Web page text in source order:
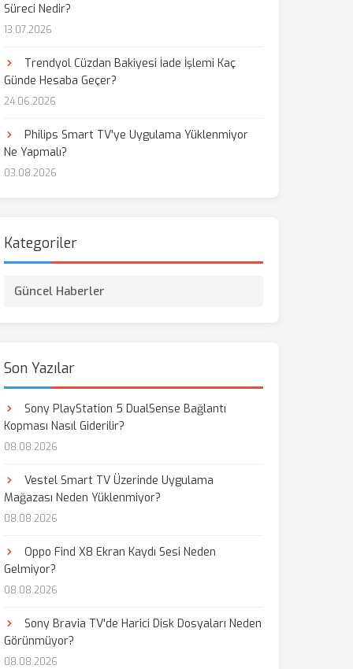
Süreci Nedir?
13.07.2026
Trendyol Cüzdan Bakiyesi İade İşlemi Kaç
Günde Hesaba Geçer?
24.06.2026
Philips Smart TV'ye Uygulama Yüklenmiyor
Ne Yapmalı?
03.08.2026
Kategoriler
Güncel Haberler
Son Yazılar
Sony PlayStation 5 DualSense Bağlantı
Kopması Nasıl Giderilir?
08.08.2026
Vestel Smart TV Üzerinde Uygulama
Mağazası Neden Yüklenmiyor?
08.08.2026
Oppo Find X8 Ekran Kaydı Sesi Neden
Gelmiyor?
08.08.2026
Sony Bravia TV'de Harici Disk Dosyaları Neden
Görünmüyor?
08.08.2026